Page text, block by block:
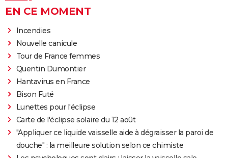
EN CE MOMENT
Incendies
Nouvelle canicule
Tour de France femmes
Quentin Dumontier
Hantavirus en France
Bison Futé
Lunettes pour l'éclipse
Carte de l'éclipse solaire du 12 août
"Appliquer ce liquide vaisselle aide à dégraisser la paroi de
douche" : la meilleure solution selon ce chimiste